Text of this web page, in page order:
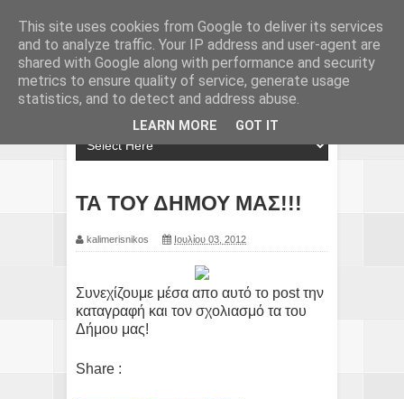
ΤΑ ΤΟΥ ΔΗΜΟΥ ΜΑΣ!!!
kalimerisnikos Ιουλίου 03, 2012
Συνεχίζουμε μέσα απο αυτό το post την
καταγραφή και τον σχολιασμό τα του
Δήμου μας!
Share :
This site uses cookies from Google to deliver its services
and to analyze traffic. Your IP address and user-agent are
shared with Google along with performance and security
metrics to ensure quality of service, generate usage
statistics, and to detect and address abuse.
LEARN MORE GOT IT